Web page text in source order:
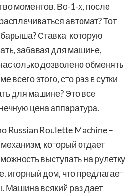
моментов. Во-1-х, после
автомат? Тот
Ставка, которую
забавая для машине,
дозволено обменять
всего этого, сто раз в сутки
для машине? Это все
цена аппаратура.
Russian Roulette Machine –
который отдает
выступать на рулетку
игорный дом, что предлагает
Машина всякий раз дает